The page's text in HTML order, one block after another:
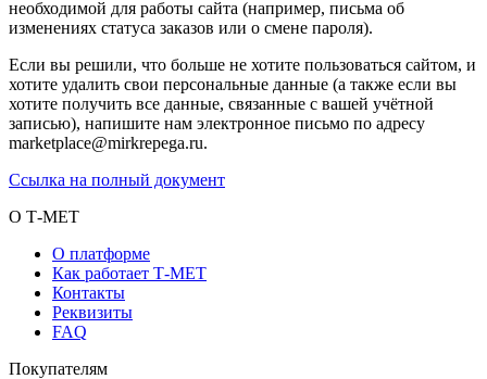
необходимой для работы сайта (например, письма об
изменениях статуса заказов или о смене пароля).
Если вы решили, что больше не хотите пользоваться сайтом, и
хотите удалить свои персональные данные (а также если вы
хотите получить все данные, связанные с вашей учётной
записью), напишите нам электронное письмо по адресу
marketplace@mirkrepega.ru.
Ссылка на полный документ
О Т-МЕТ
О платформе
Как работает Т-МЕТ
Контакты
Реквизиты
FAQ
Покупателям